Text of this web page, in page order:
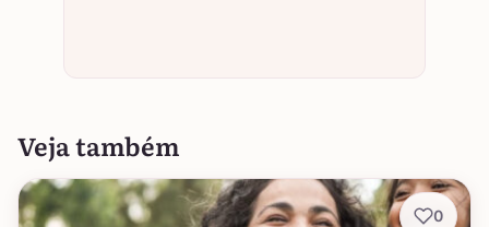
Veja também
0